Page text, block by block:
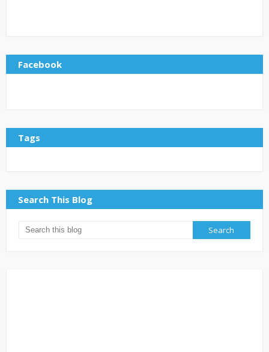
Facebook
Tags
Search This Blog